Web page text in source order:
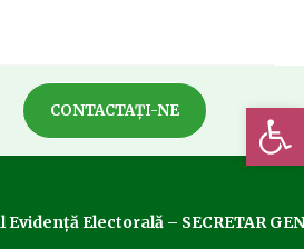
CONTACTAȚI-NE
Electorală – SECRETAR